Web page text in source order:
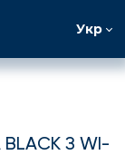
Укр
З WI-